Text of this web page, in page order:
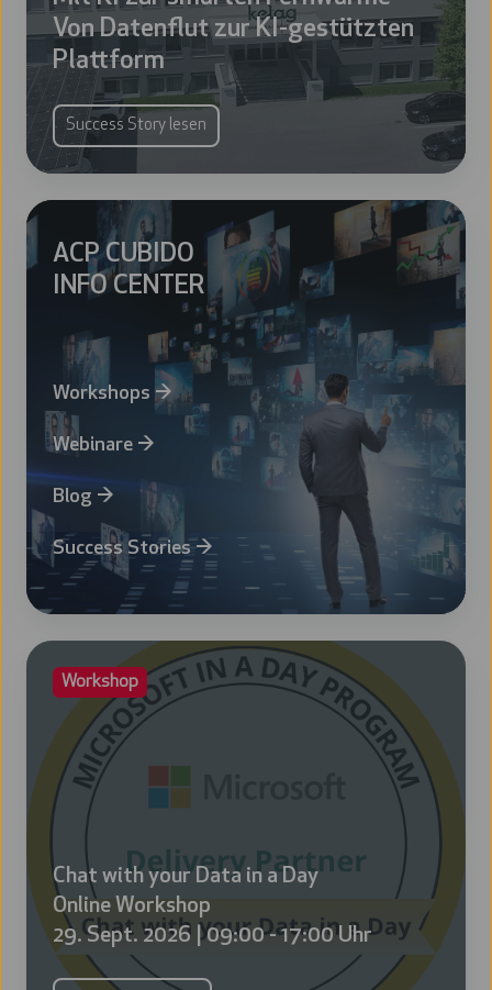
gestützten
Plattform
Von Datenflut zur KI-gestützten
Plattform
Success Story lesen
ACP CUBIDO
INFO CENTER
Workshops →
Webinare →
Blog →
Success Stories→
Chat
Data
in
a
Online
Workshop
29.
Sept.
Workshop
Chat with your Data in a Day
Online Workshop
29. Sept. 2026 | 09:00 - 17:00 Uhr